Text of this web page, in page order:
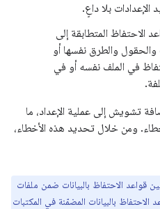
بلا داعٍ.
الاحتفاظ المتطابقة إلى
والحقول والطرق نفسها أو
في الملف نفسه أو في
تشويش إلى عملية الإعداد، ما
ومن خلال تحديد هذه الأخطاء،
قواعد الاحتفاظ بالبيانات ضمن ملفات
الاحتفاظ بالبيانات المضمّنة في المكتبات